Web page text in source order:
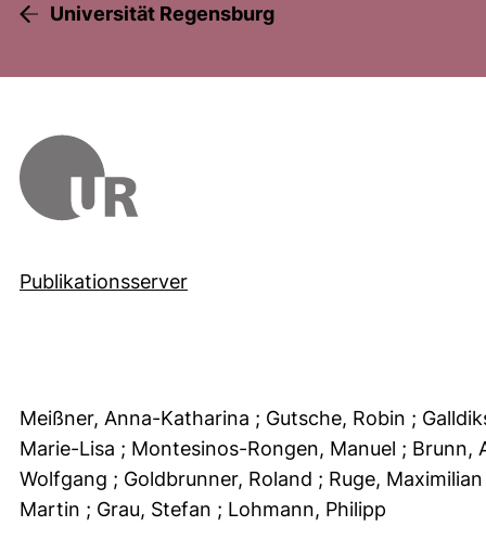
Universität Regensburg
Publikationsserver
Meißner, Anna-Katharina ; Gutsche, Robin ;
Marie-Lisa ; Montesinos-Rongen, Manuel ; Brunn,
Wolfgang ; Goldbrunner, Roland ; Ruge,
Martin ; Grau, Stefan ; Lohmann, Philipp